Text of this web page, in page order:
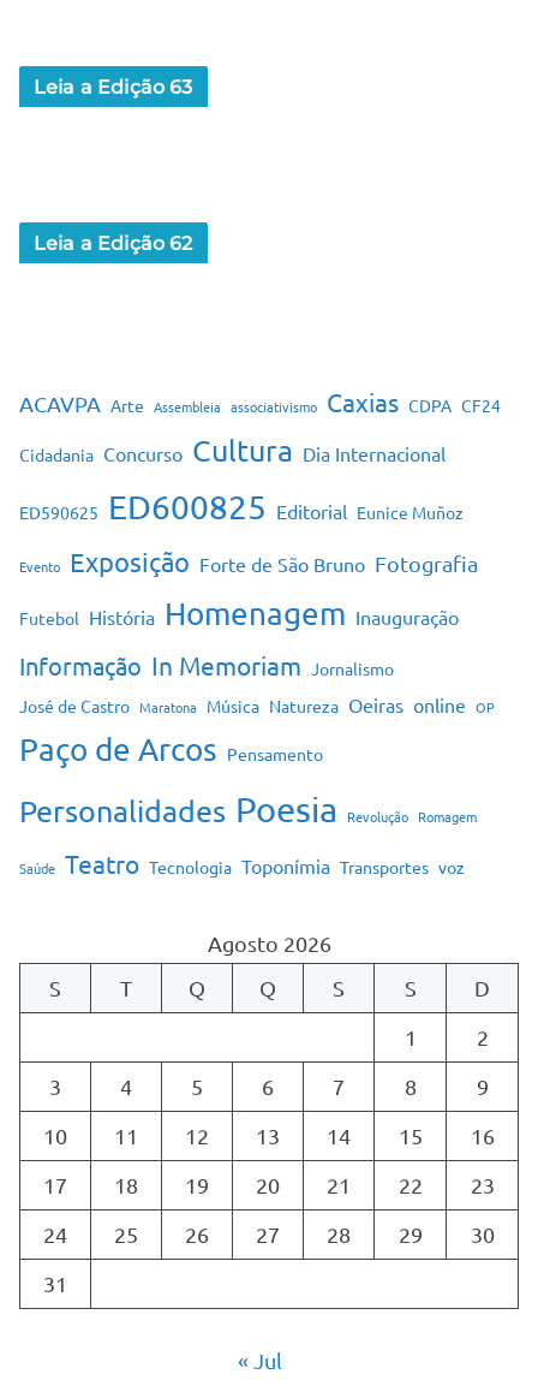
Leia a Edição 63
Leia a Edição 62
ACAVPA Arte Assembleia associativismo Caxias CDPA CF24
Cidadania Concurso Cultura Dia Internacional
ED590625 ED600825 Editorial Eunice Muñoz
Evento Exposição Forte de São Bruno Fotografia
Futebol História Homenagem Inauguração
Informação In Memoriam Jornalismo
José de Castro Maratona Música Natureza Oeiras online OP
Paço de Arcos Pensamento
Personalidades Poesia Revolução Romagem
Saúde Teatro Tecnologia Toponímia Transportes voz
Agosto 2026
S
T Q Q S S
D
1
2
3
4 5 6 7 8
9
10
11 12 13 14 15
16
17
18 19 20 21 22
23
24
25 26 27 28 29
30
31
« Jul